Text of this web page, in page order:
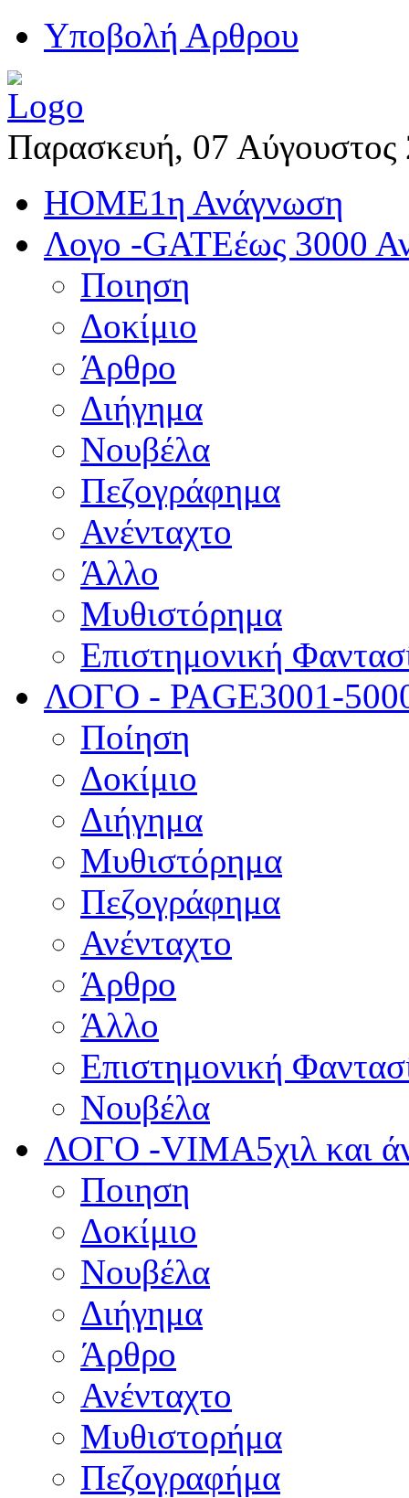
Yποβολή Αρθρου
Παρασκευή, 07 Αύγουστος
HOME1η Ανάγνωση
Λογο -GATEέως 3000
Ποιηση
Δοκίμιο
Άρθρο
Διήγημα
Νουβέλα
Πεζογράφημα
Ανένταχτο
Άλλο
Μυθιστόρημα
Επιστημονική
ΛΟΓΟ - PAGE3001-
Ποίηση
Δοκίμιο
Διήγημα
Μυθιστόρημα
Πεζογράφημα
Ανένταχτο
Άρθρο
Άλλο
Επιστημονική
Νουβέλα
ΛΟΓΟ -VIMA5χιλ και
Ποιηση
Δοκίμιο
Νουβέλα
Διήγημα
Άρθρο
Ανένταχτο
Μυθιστορήμα
Πεζογραφήμα